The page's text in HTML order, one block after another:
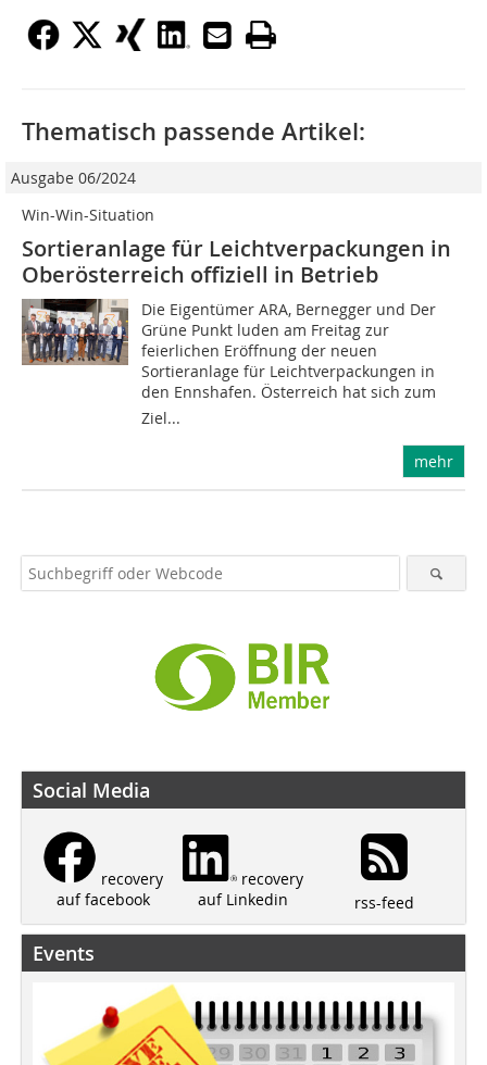
Thematisch passende Artikel:
Ausgabe 06/2024
Win-Win-Situation
Sortieranlage für Leichtverpackungen in
Oberösterreich offiziell in Betrieb
Die Eigentümer ARA, Bernegger und Der
Grüne Punkt luden am Freitag zur
feierlichen Eröffnung der neuen
Sortieranlage für Leichtverpackungen in
den Ennshafen. Österreich hat sich zum
Ziel...
mehr
Social Media
recovery
auf facebook
recovery
auf Linkedin
rss-feed
Events